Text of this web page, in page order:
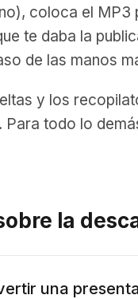
coloca el MP3
te daba la
de las manos
y los
. Para todo lo
la
una